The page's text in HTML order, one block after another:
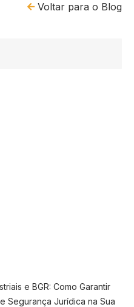
Voltar para o Blog
e BGR: Como Garantir
Segurança Jurídica na Sua